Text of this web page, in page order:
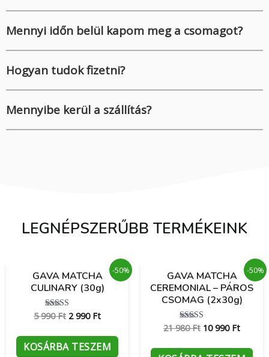
Mennyi időn belül kapom meg a csomagot?
Hogyan tudok fizetni?
Mennyibe kerül a szállítás?
LEGNÉPSZERŰBB TERMÉKEINK
-50%
GAVA MATCHA
CULINARY (30g)
Értékelés:
5 990Ft
price
was:
5
990 Ft.
2 990 Ft
Current
price
is:
KOSÁRBA TESZEM
-50%
GAVA MATCHA
CEREMONIAL – PÁROS
CSOMAG (2x30g)
Értékelés:
21 980Ft
price
was:
21
980 Ft.
10 990 Ft
Current
price
is:
10